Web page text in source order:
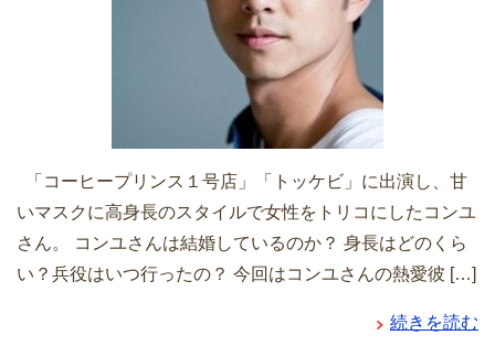
「コーヒープリンス１号店」「トッケビ」に出演し、甘
いマスクに高身長のスタイルで女性をトリコにしたコンユ
さん。 コンユさんは結婚しているのか？ 身長はどのくら
い？兵役はいつ行ったの？ 今回はコンユさんの熱愛彼 […]
続きを読む